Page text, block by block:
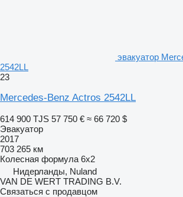
эвакуатор
2542LL
23
Mercedes-Benz Actros 2542LL
614 900 TJS 57 750 € ≈ 66 720 $
Эвакуатор
2017
703 265 км
Колесная формула 6x2
Нидерланды, Nuland
VAN DE WERT TRADING B.V.
Связаться с продавцом